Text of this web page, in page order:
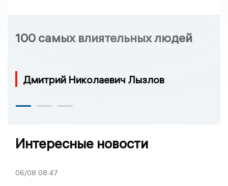
100 самых влиятельных людей
Дмитрий Николаевич Лызлов
Интересные новости
06/08 08:47